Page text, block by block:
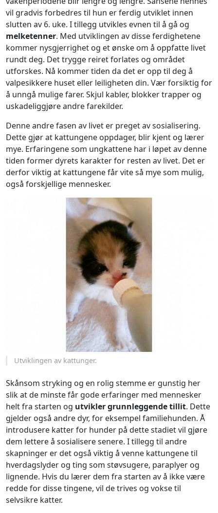
vil gradvis forbedres til hun er ferdig utviklet innen
slutten av 6. uke. I tillegg utvikles evnen til å gå og
melketenner. Med utviklingen av disse ferdighetene
kommer nysgjerrighet og et ønske om å oppfatte livet
rundt deg. Det trygge reiret forlates og området
utforskes. Nå kommer tiden da det er opp til deg å
valpesikkere huset eller leiligheten din. Vær forsiktig for
å unngå mulige farer. Skjul kabler, blokker trapper og
uskadeliggjøre andre farekilder.
Denne andre fasen av livet er preget av sosialisering.
Dette gjør at kattungene oppdager, blir kjent og lærer
mye. Erfaringene som ungkattene har i løpet av denne
tiden former dyrets karakter for resten av livet. Det er
derfor viktig at kattungene får vite så mye som mulig,
også forskjellige mennesker.
Utviklingen av kattunger.
Skånsom stryking og en rolig stemme er gunstig her
slik at de minste får gode erfaringer med mennesker
helt fra starten og utvikler grunnleggende tillit. Dette
gjelder også andre dyr, for eksempel familiehunden. Å
introdusere katter for hunder på dette stadiet vil gjøre
dem lettere å sosialisere senere. I tillegg til andre
skapninger er det også viktig å venne kattungene til
hverdagslyder og ting som støvsugere, paraplyer og
lignende. Hvis du lærer dem fra starten av å ikke være
redde for disse tingene, vil de trives og vokse til
selvsikre katter.